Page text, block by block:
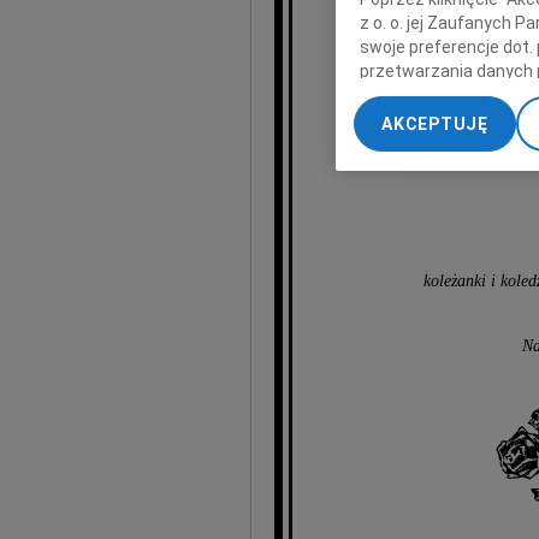
z
koleżanki i
z o. o. jej Zaufanych
swoje preferencje dot.
przetwarzania danych
„Ustawienia
My, nasi Zaufani
dokładnych danych
Przechowywanie
treści, badnie
AKCEPTUJĘ